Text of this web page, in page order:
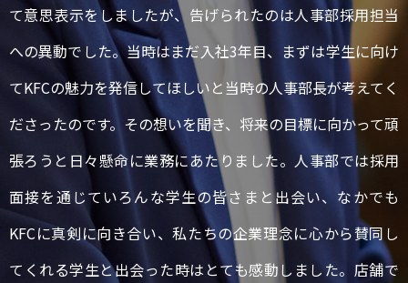
て意思表示をしましたが、告げられたのは人事部採用担当
への異動でした。当時はまだ入社3年目、まずは学生に向け
てKFCの魅力を発信してほしいと当時の人事部長が考えてく
ださったのです。その想いを聞き、将来の目標に向かって頑
張ろうと日々懸命に業務にあたりました。人事部では採用
面接を通じていろんな学生の皆さまと出会い、なかでも
KFCに真剣に向き合い、私たちの企業理念に心から賛同し
てくれる学生と出会った時はとても感動しました。店舗で